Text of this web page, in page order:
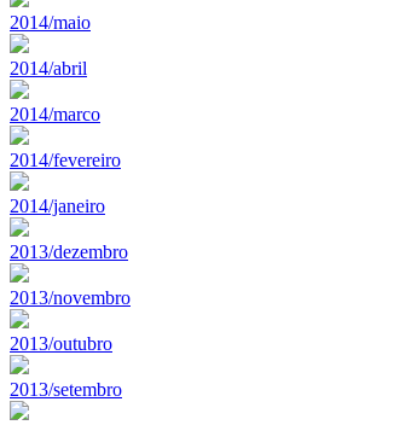
2014/maio
2014/abril
2014/marco
2014/fevereiro
2014/janeiro
2013/dezembro
2013/novembro
2013/outubro
2013/setembro